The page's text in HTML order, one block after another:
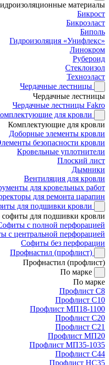
материалы
Бикрост
Бикроэласт
Биполь
Гидроизоляция «Унифлекс»
Линокром
Рубероид
Стеклоизол
Техноэласт
Чердачные лестницы
Чердачные лестницы
Чердачные лестницы Fakro
для кровли
Комплектующие для кровли
Доборные элементы кровли
безопасности кровли
Кровельные уплотнители
Плоский лист
Дымники
Вентиляция для кровли
для кровельных работ
для ремонта царапин
для подшивки кровли
софиты для подшивки кровли
с полной перфорацией
с центральной перфорацией
Софиты без перфорации
Профнастил (профлист)
Профнастил (профлист)
По марке
По марке
Профлист С8
Профлист С10
Профлист МП18-1100
Профлист С20
Профлист С21
Профлист МП20
Профлист МП35-1035
Профлист С44
Профлист НС35